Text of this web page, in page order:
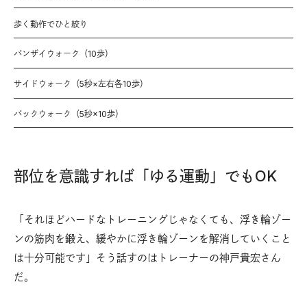
歩く動作でひと絞り
バンザイウォーク（10歩）
サイドウォーク（5秒×左右各10歩）
バックウォーク（5秒×10歩）
部位を意識すれば「ゆる運動」でもOK
「それほどハードなトレーニングじゃなくても、浮き輪ゾー
ンの筋肉を鍛え、緩やかに浮き輪ゾーンを解消していくこと
は十分可能です」そう話すのはトレーナーの神戸貴宏さん
だ。